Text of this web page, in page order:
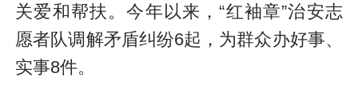
关爱和帮扶。今年以来，“红袖章”治安志
愿者队调解矛盾纠纷6起，为群众办好事、
实事8件。